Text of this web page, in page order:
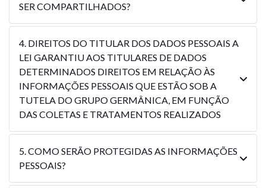
SER COMPARTILHADOS?
4. DIREITOS DO TITULAR DOS DADOS PESSOAIS A
LEI GARANTIU AOS TITULARES DE DADOS
DETERMINADOS DIREITOS EM RELAÇÃO ÀS
INFORMAÇÕES PESSOAIS QUE ESTÃO SOB A
TUTELA DO GRUPO GERMÂNICA, EM FUNÇÃO
DAS COLETAS E TRATAMENTOS REALIZADOS
5. COMO SERÃO PROTEGIDAS AS INFORMAÇÕES
PESSOAIS?